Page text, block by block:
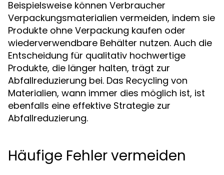
Beispielsweise können Verbraucher
Verpackungsmaterialien vermeiden, indem sie
Produkte ohne Verpackung kaufen oder
wiederverwendbare Behälter nutzen. Auch die
Entscheidung für qualitativ hochwertige
Produkte, die länger halten, trägt zur
Abfallreduzierung bei. Das Recycling von
Materialien, wann immer dies möglich ist, ist
ebenfalls eine effektive Strategie zur
Abfallreduzierung.
Häufige Fehler vermeiden